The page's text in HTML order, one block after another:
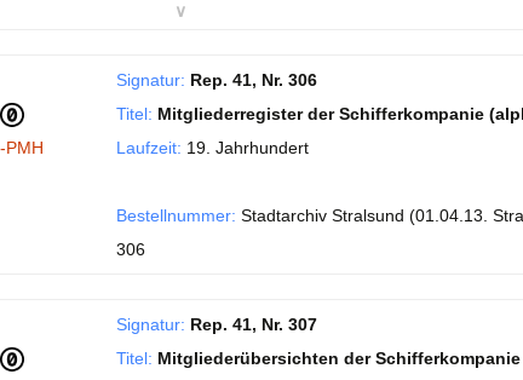
∨
PMH
Signatur: Rep. 41, Nr. 306
Titel: Mitgliederregister der Schifferkompanie
Laufzeit: 19. Jahrhundert
Bestellnummer: Stadtarchiv Stralsund (01.04.13.
306
Signatur: Rep. 41, Nr. 307
Titel: Mitgliederübersichten der Schifferkompanie